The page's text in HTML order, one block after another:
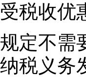
税收优
不需
税义务